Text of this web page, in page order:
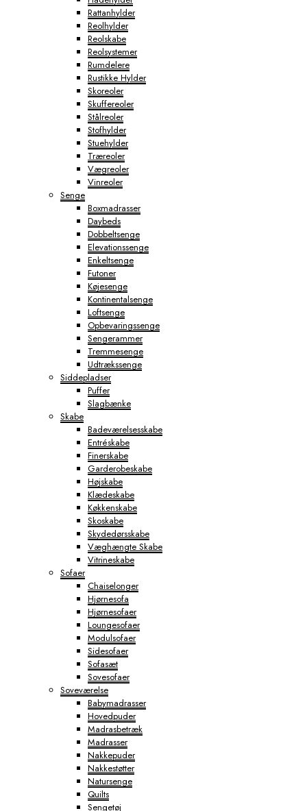
Rattanhylder
Reolhylder
Reolskabe
Reolsystemer
Rumdelere
Rustikke Hylder
Skoreoler
Skuffereoler
Stålreoler
Stofhylder
Stuehylder
Træreoler
Vægreoler
Vinreoler
Senge
Boxmadrasser
Daybeds
Dobbeltsenge
Elevationssenge
Enkeltsenge
Futoner
Køjesenge
Kontinentalsenge
Loftsenge
Opbevaringssenge
Sengerammer
Tremmesenge
Udtrækssenge
Siddepladser
Puffer
Slagbænke
Skabe
Badeværelsesskabe
Entréskabe
Finerskabe
Garderobeskabe
Højskabe
Klædeskabe
Køkkenskabe
Skoskabe
Skydedørsskabe
Væghængte Skabe
Vitrineskabe
Sofaer
Chaiselonger
Hjørnesofa
Hjørnesofaer
Loungesofaer
Modulsofaer
Sidesofaer
Sofasæt
Sovesofaer
Soveværelse
Babymadrasser
Hovedpuder
Madrasbetræk
Madrasser
Nakkepuder
Nakkestøtter
Natursenge
Quilts
Sengetøj